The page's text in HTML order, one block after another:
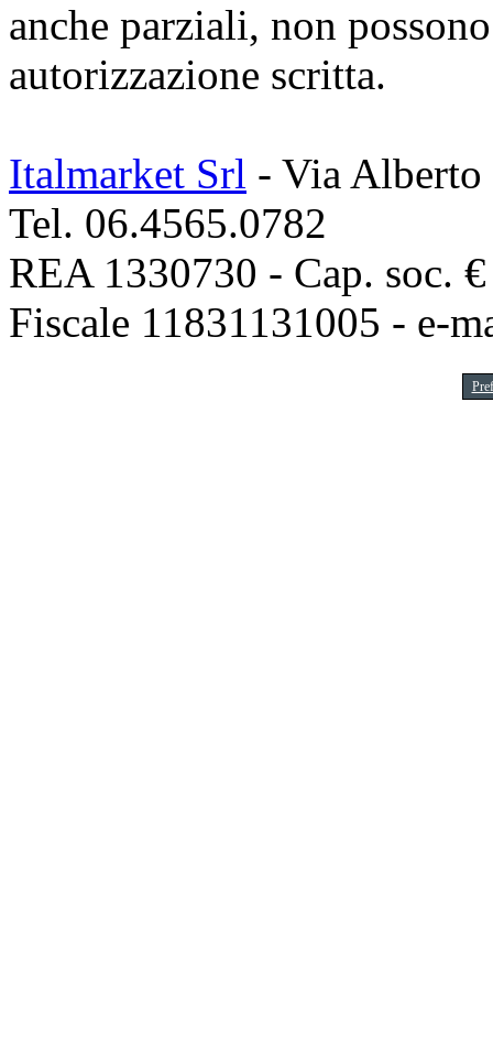
anche parziali, non
autorizzazione scritta.
Italmarket Srl - Via Alberto
Tel. 06.4565.0782
REA 1330730 - Cap. soc.
Fiscale 11831131005 - e-